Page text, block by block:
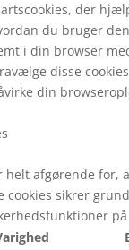
der
du bruger
i din browser
disse
din
helt afgørende for,
cookies sikrer